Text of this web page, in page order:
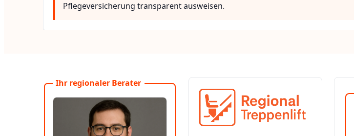
Pflegeversicherung transparent ausweisen.
Ihr regionaler Berater